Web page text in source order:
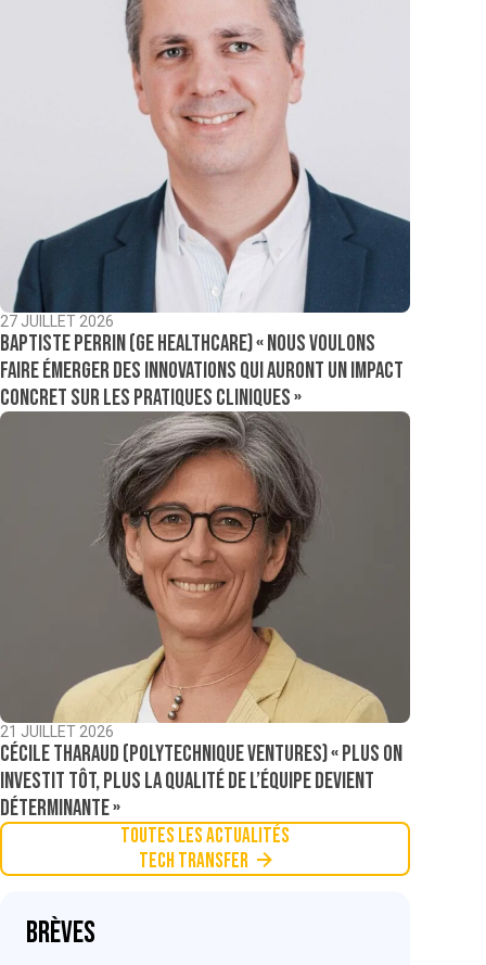
27 JUILLET 2026
Baptiste Perrin (GE Healthcare) « Nous voulons
faire émerger des innovations qui auront un impact
concret sur les pratiques cliniques »
21 JUILLET 2026
Cécile Tharaud (Polytechnique Ventures) « Plus on
investit tôt, plus la qualité de l’équipe devient
déterminante »
Toutes les actualités
Tech Transfer
Brèves